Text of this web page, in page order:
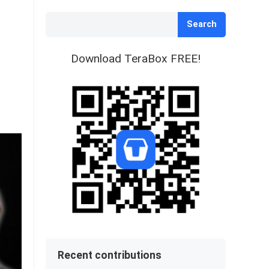
Search
Download TeraBox FREE!
Recent contributions